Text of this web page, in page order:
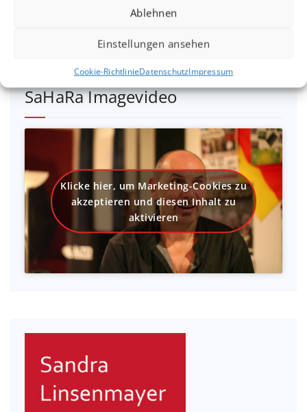
Ablehnen
Einstellungen ansehen
Cookie-RichtlinieDatenschutzImpressum
SaHaRa Imagevideo
Klicke hier, um Marketing-Cookies zu
akzeptieren und diesen Inhalt zu
aktivieren